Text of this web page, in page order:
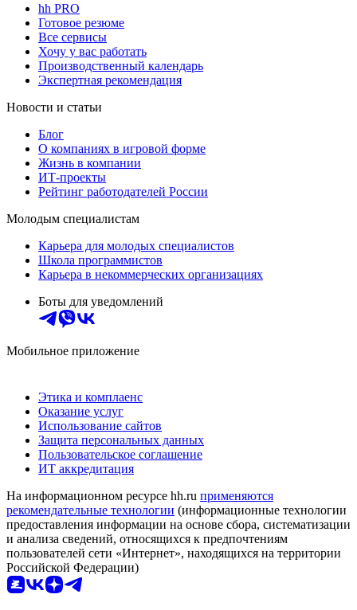
hh PRO
Готовое резюме
Все сервисы
Хочу у вас работать
Производственный календарь
Экспертная рекомендация
Новости и статьи
Блог
О компаниях в игровой форме
Жизнь в компании
ИТ-проекты
Рейтинг работодателей России
Молодым специалистам
Карьера для молодых специалистов
Школа программистов
Карьера в некоммерческих организациях
Боты для уведомлений
Мобильное приложение
Этика и комплаенс
Оказание услуг
Использование сайтов
Защита персональных данных
Пользовательское соглашение
ИТ аккредитация
На информационном ресурсе hh.ru применяются
рекомендательные технологии (информационные технологии
предоставления информации на основе сбора, систематизации
и анализа сведений, относящихся к предпочтениям
пользователей сети «Интернет», находящихся на территории
Российской Федерации)